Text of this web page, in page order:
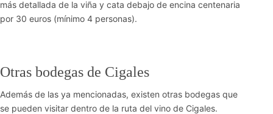
más detallada de la viña y cata debajo de encina centenaria
por 30 euros (mínimo 4 personas).
Otras bodegas de Cigales
Además de las ya mencionadas, existen otras bodegas que
se pueden visitar dentro de la ruta del vino de Cigales.